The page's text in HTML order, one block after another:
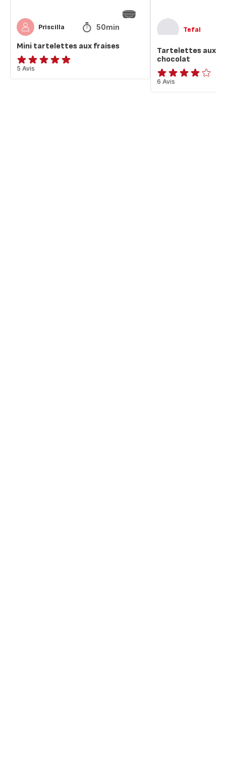
Priscilla 50min
Mini tartelettes aux fraises
Avis
5
5 Avis
Tefal
Tartelettes aux
chocolat
Avis
4
6 Avis